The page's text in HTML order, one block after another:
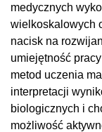
medycznych
wielkoskalowych
nacisk na
umiejętność
metod uczenia
interpretacji
biologicznych i
możliwość